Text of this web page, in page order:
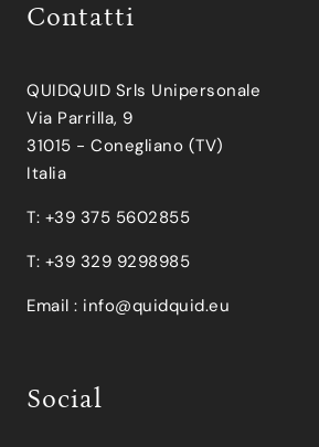
Contatti
QUIDQUID Srls Unipersonale
Via Parrilla, 9
31015 - Conegliano (TV)
Italia
T: +39 375 5602855
T: +39 329 9298985
Email : info@quidquid.eu
Social